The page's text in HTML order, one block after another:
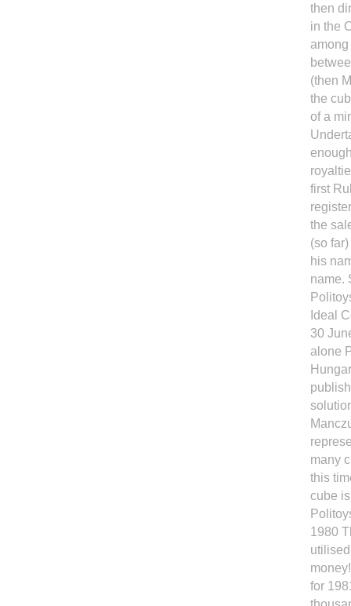
then
in the
(then
the
of a
first
the
(so
his
name.
Ideal
30
alone
many
this
cube
1980
for